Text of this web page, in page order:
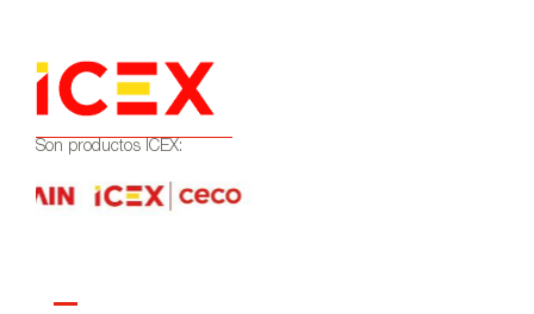
Son productos ICEX: